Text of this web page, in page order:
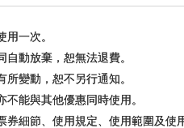
用一次。
動放棄，恕無法退費。
變動，恕不另行通知。
不能與其他優惠同時使用。
券細節、使用規定、使用範圍及使